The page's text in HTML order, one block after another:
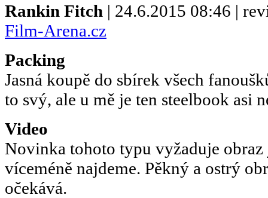
Rankin Fitch | 24.6.2015 08:46 |
Film-Arena.cz
Packing
Jasná koupě do sbírek všech
to svý, ale u mě je ten steelbook asi
Video
Novinka tohoto typu vyžaduje
víceméně najdeme. Pěkný a ostrý
očekává.